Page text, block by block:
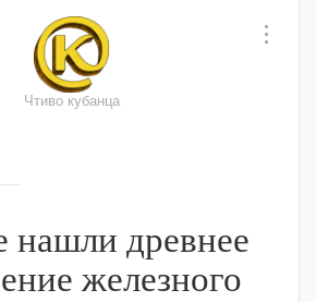
Чтиво кубанца
древнее
железного